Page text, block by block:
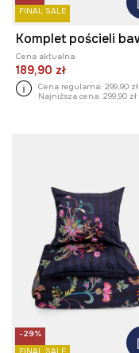
FINAL SALE
Cena aktualna:
189,90 zł
Cena regularna: 299,90 zł
Najniższa cena: 299,90 zł
-29%